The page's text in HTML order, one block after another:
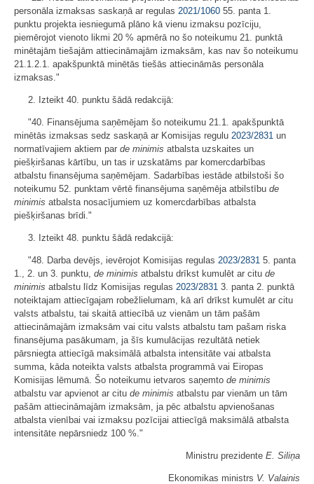
personāla izmaksas saskaņā ar regulas 2021/1060 55. panta 1.
punktu projekta iesniegumā plāno kā vienu izmaksu pozīciju,
piemērojot vienoto likmi 20 % apmērā no šo noteikumu 21. punktā
minētajām tiešajām attiecināmajām izmaksām, kas nav šo noteikumu
21.1.2.1. apakšpunktā minētās tiešās attiecināmās personāla
izmaksas."
2. Izteikt 40. punktu šādā redakcijā:
"40. Finansējuma saņēmējam šo noteikumu 21.1. apakšpunktā
minētās izmaksas sedz saskaņā ar Komisijas regulu 2023/2831 un
normatīvajiem aktiem par de minimis atbalsta uzskaites un
piešķiršanas kārtību, un tas ir uzskatāms par komercdarbības
atbalstu finansējuma saņēmējam. Sadarbības iestāde atbilstoši šo
noteikumu 52. punktam vērtē finansējuma saņēmēja atbilstību de
minimis atbalsta nosacījumiem uz komercdarbības atbalsta
piešķiršanas brīdi."
3. Izteikt 48. punktu šādā redakcijā:
"48. Darba devējs, ievērojot Komisijas regulas 2023/2831 5. panta
1., 2. un 3. punktu, de minimis atbalstu drīkst kumulēt ar citu de
minimis atbalstu līdz Komisijas regulas 2023/2831 3. panta 2. punktā
noteiktajam attiecīgajam robežlielumam, kā arī drīkst kumulēt ar citu
valsts atbalstu, tai skaitā attiecībā uz vienām un tām pašām
attiecināmajām izmaksām vai citu valsts atbalstu tam pašam riska
finansējuma pasākumam, ja šīs kumulācijas rezultātā netiek
pārsniegta attiecīgā maksimālā atbalsta intensitāte vai atbalsta
summa, kāda noteikta valsts atbalsta programmā vai Eiropas
Komisijas lēmumā. Šo noteikumu ietvaros saņemto de minimis
atbalstu var apvienot ar citu de minimis atbalstu par vienām un tām
pašām attiecināmajām izmaksām, ja pēc atbalstu apvienošanas
atbalsta vienībai vai izmaksu pozīcijai attiecīgā maksimālā atbalsta
intensitāte nepārsniedz 100 %."
Ministru prezidente E. Siliņa
Ekonomikas ministrs V. Valainis